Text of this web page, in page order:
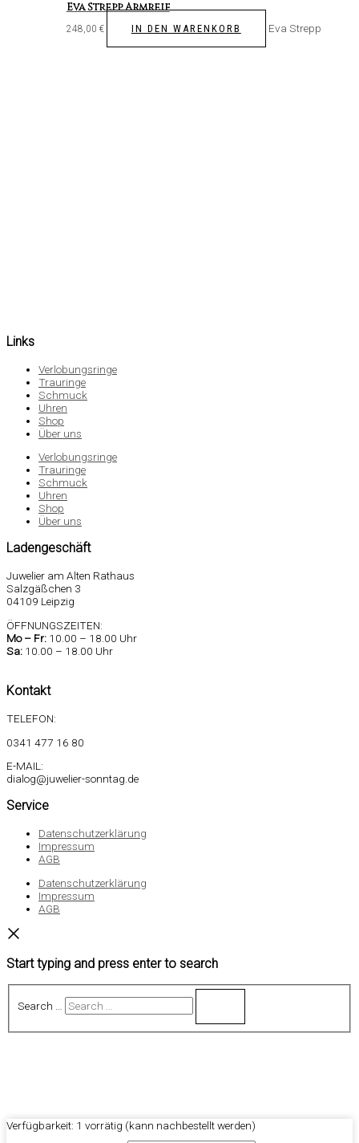
Eva Strepp Armreif
248,00 € IN DEN WARENKORB Eva Strepp
Links
Verlobungsringe
Trauringe
Schmuck
Uhren
Shop
Über uns
Verlobungsringe
Trauringe
Schmuck
Uhren
Shop
Über uns
Ladengeschäft
Juwelier am Alten Rathaus
Salzgäßchen 3
04109 Leipzig
ÖFFNUNGSZEITEN:
Mo – Fr: 10.00 – 18.00 Uhr
Sa: 10.00 – 18.00 Uhr
Kontakt
TELEFON:
0341 477 16 80
E-MAIL:
dialog@juwelier-sonntag.de
Service
Datenschutzerklärung
Impressum
AGB
Datenschutzerklärung
Impressum
AGB
Start typing and press enter to search
Search …
Verfügbarkeit: 1 vorrätig (kann nachbestellt werden)